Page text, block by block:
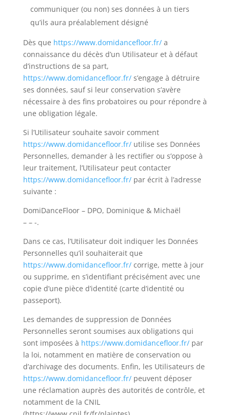
communiquer (ou non) ses données à un tiers
qu’ils aura préalablement désigné
Dès que https://www.domidancefloor.fr/a
connaissance du décès d’un Utilisateur et à défaut
d’instructions de sa part,
https://www.domidancefloor.fr/s’engage à détruire
ses données, sauf si leur conservation s’avère
nécessaire à des fins probatoires ou pour répondre à
une obligation légale.
Si l’Utilisateur souhaite savoir comment
https://www.domidancefloor.fr/utilise ses Données
Personnelles, demander à les rectifier ou s’oppose à
leur traitement, l’Utilisateur peut contacter
https://www.domidancefloor.fr/par écrit à l’adresse
suivante :
DomiDanceFloor – DPO, Dominique & Michaël
– – -.
Dans ce cas, l’Utilisateur doit indiquer les Données
Personnelles qu’il souhaiterait que
https://www.domidancefloor.fr/corrige, mette à jour
ou supprime, en s’identifiant précisément avec une
copie d’une pièce d’identité (carte d’identité ou
passeport).
Les demandes de suppression de Données
Personnelles seront soumises aux obligations qui
sont imposées à https://www.domidancefloor.fr/par
la loi, notamment en matière de conservation ou
d’archivage des documents. Enfin, les Utilisateurs de
https://www.domidancefloor.fr/peuvent déposer
une réclamation auprès des autorités de contrôle, et
notamment de la CNIL